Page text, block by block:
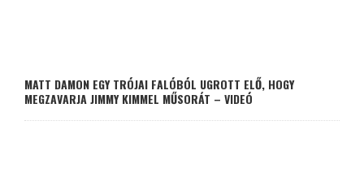
MATT DAMON EGY TRÓJAI FALÓBÓL UGROTT ELŐ, HOGY
MEGZAVARJA JIMMY KIMMEL MŰSORÁT – VIDEÓ